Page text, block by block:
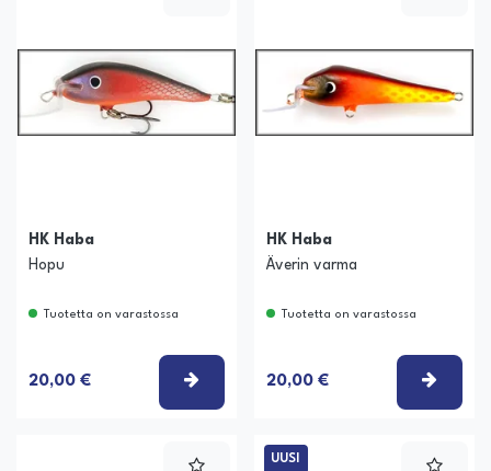
HK Haba
Hopu
Tuotetta on varastossa
20,00 € VALITSE VAIHTOEHTO
HK Haba
Äverin varma
Tuotetta on varastossa
20,00 €
UUSI